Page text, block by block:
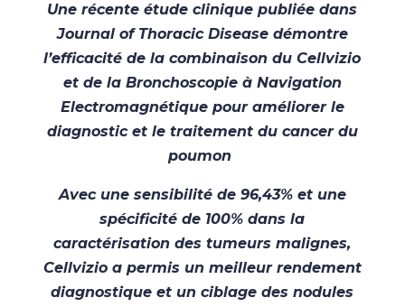
Une récente étude clinique publiée dans
Journal of Thoracic Disease démontre
l’efficacité de la combinaison du Cellvizio
et de la Bronchoscopie à Navigation
Electromagnétique pour améliorer le
diagnostic et le traitement du cancer du
poumon
Avec une sensibilité de 96,43% et une
spécificité de 100% dans la
caractérisation des tumeurs malignes,
Cellvizio a permis un meilleur rendement
diagnostique et un ciblage des nodules